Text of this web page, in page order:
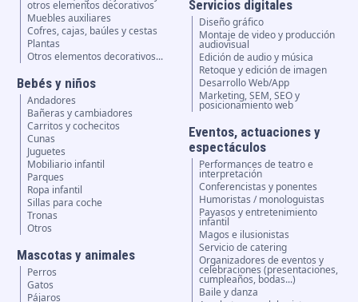
otros elementos decorativos
Muebles auxiliares
Cofres, cajas, baúles y cestas
Plantas
Otros elementos decorativos...
Bebés y niños
Andadores
Bañeras y cambiadores
Carritos y cochecitos
Cunas
Juguetes
Mobiliario infantil
Parques
Ropa infantil
Sillas para coche
Tronas
Otros
Mascotas y animales
Perros
Gatos
Pájaros
Servicios digitales
Diseño gráfico
Montaje de video y producción
audiovisual
Edición de audio y música
Retoque y edición de imagen
Desarrollo Web/App
Marketing, SEM, SEO y
posicionamiento web
Eventos, actuaciones y
espectáculos
Performances de teatro e
interpretación
Conferencistas y ponentes
Humoristas / monologuistas
Payasos y entretenimiento
infantil
Magos e ilusionistas
Servicio de catering
Organizadores de eventos y
celebraciones (presentaciones,
cumpleaños, bodas...)
Baile y danza